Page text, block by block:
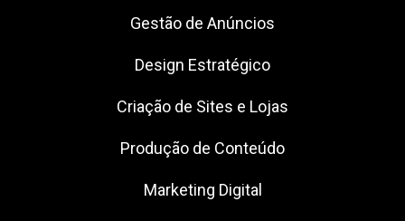
Gestão de Anúncios
Design Estratégico
Criação de Sites e Lojas
Produção de Conteúdo
Marketing Digital